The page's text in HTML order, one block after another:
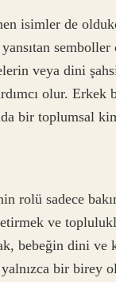
isimler de
veya dini
olur. Erkek
bir toplumsal
rolü sadece
ve
bebeğin dini ve
bir birey